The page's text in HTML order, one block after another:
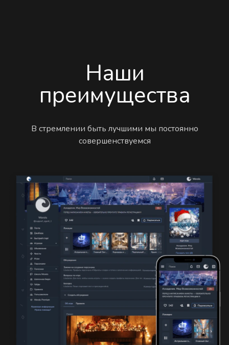
Наши
преимущества
В стремлении быть лучшими мы постоянно
совершенствуемся